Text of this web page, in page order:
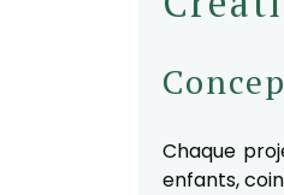
Chaque
enfants,